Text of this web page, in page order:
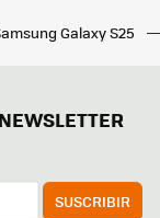
Galaxy S25
SUSCRIBIR